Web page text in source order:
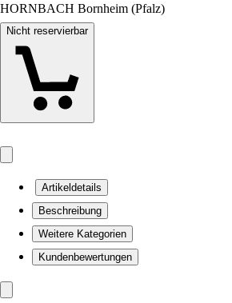
HORNBACH Bornheim (Pfalz)
Nicht reservierbar
Artikeldetails
Beschreibung
Weitere Kategorien
Kundenbewertungen